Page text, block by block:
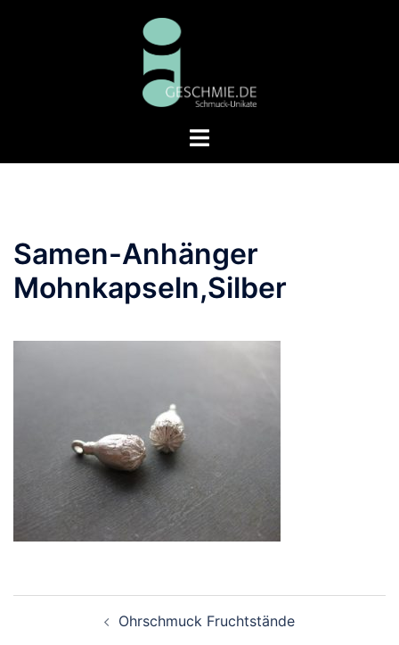
Menü
Samen-Anhänger
Mohnkapseln,Silber
Ohrschmuck Fruchtstände